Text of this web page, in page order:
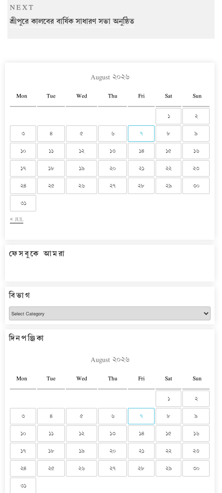
Next
Post
NEXT
শ্রীপুরে কালবের বার্ষিক সাধারণ সভা অনুষ্ঠিত
August ২০২৬
Mon Tue Wed Thu Fri Sat Sun
« JUL
১ ২
৩ ৪ ৫ ৬ ৭ ৮ ৯
১০ ১১ ১২ ১৩ ১৪ ১৫ ১৬
১৭ ১৮ ১৯ ২০ ২১ ২২ ২৩
২৪ ২৫ ২৬ ২৭ ২৮ ২৯ ৩০
৩১
ফেসবুকে আমরা
বিভাগ
বিভাগ
দিনপঞ্জিকা
August ২০২৬
Mon Tue Wed Thu Fri Sat Sun
১ ২
৩ ৪ ৫ ৬ ৭ ৮ ৯
১০ ১১ ১২ ১৩ ১৪ ১৫ ১৬
১৭ ১৮ ১৯ ২০ ২১ ২২ ২৩
২৪ ২৫ ২৬ ২৭ ২৮ ২৯ ৩০
৩১